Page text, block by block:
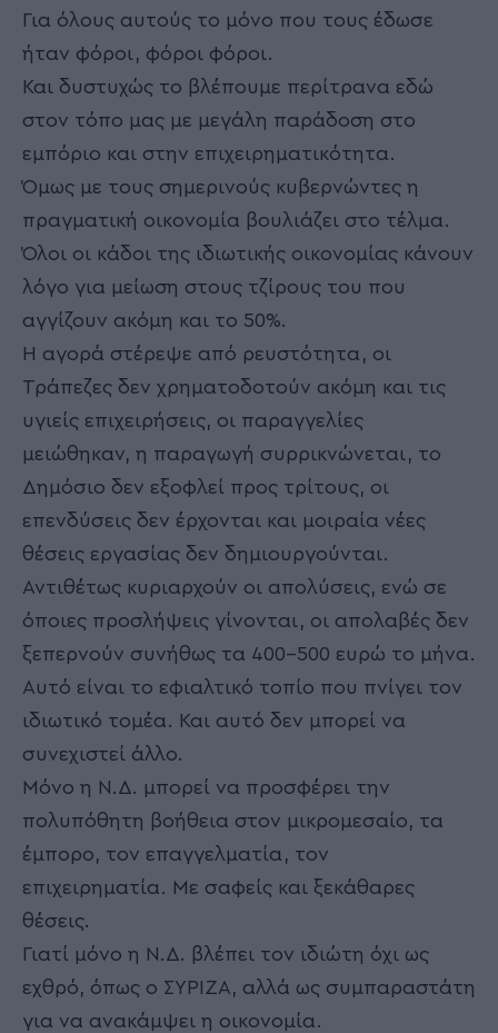
Για όλους αυτούς το μόνο που τους έδωσε
ήταν φόροι, φόροι φόροι.
Και δυστυχώς το βλέπουμε περίτρανα εδώ
στον τόπο μας με μεγάλη παράδοση στο
εμπόριο και στην επιχειρηματικότητα.
Όμως με τους σημερινούς κυβερνώντες η
πραγματική οικονομία βουλιάζει στο τέλμα.
Όλοι οι κάδοι της ιδιωτικής οικονομίας κάνουν
λόγο για μείωση στους τζίρους του που
αγγίζουν ακόμη και το 50%.
Η αγορά στέρεψε από ρευστότητα, οι
Τράπεζες δεν χρηματοδοτούν ακόμη και τις
υγιείς επιχειρήσεις, οι παραγγελίες
μειώθηκαν, η παραγωγή συρρικνώνεται, το
Δημόσιο δεν εξοφλεί προς τρίτους, οι
επενδύσεις δεν έρχονται και μοιραία νέες
θέσεις εργασίας δεν δημιουργούνται.
Αντιθέτως κυριαρχούν οι απολύσεις, ενώ σε
όποιες προσλήψεις γίνονται, οι απολαβές δεν
ξεπερνούν συνήθως τα 400-500 ευρώ το μήνα.
Αυτό είναι το εφιαλτικό τοπίο που πνίγει τον
ιδιωτικό τομέα. Και αυτό δεν μπορεί να
συνεχιστεί άλλο.
Μόνο η Ν.Δ. μπορεί να προσφέρει την
πολυπόθητη βοήθεια στον μικρομεσαίο, τα
έμπορο, τον επαγγελματία, τον
επιχειρηματία. Με σαφείς και ξεκάθαρες
θέσεις.
Γιατί μόνο η Ν.Δ. βλέπει τον ιδιώτη όχι ως
εχθρό, όπως ο ΣΥΡΙΖΑ, αλλά ως συμπαραστάτη
για να ανακάμψει η οικονομία.